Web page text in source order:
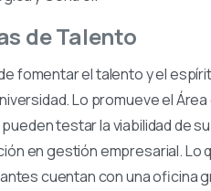
de Talento
fomentar el talento y el
Lo promueve el
testar la viabilidad de
en gestión empresarial. Lo
cuentan con una oficina